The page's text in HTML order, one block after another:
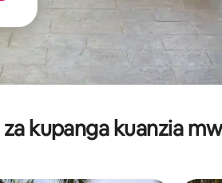
kupanga kuanzia